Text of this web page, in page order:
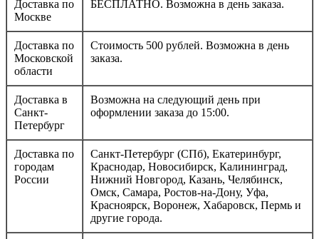
Доставка по
Москве
БЕСПЛАТНО. Возможна в день заказа.
Доставка по
Московской
области
Стоимость 500 рублей. Возможна в день
заказа.
Доставка в
Санкт-
Петербург
Возможна на следующий день при
оформлении заказа до 15:00.
Доставка по
городам
России
Санкт-Петербург (СПб), Екатеринбург,
Краснодар, Новосибирск, Калининград,
Нижний Новгород, Казань, Челябинск,
Омск, Самара, Ростов-на-Дону, Уфа,
Красноярск, Воронеж, Хабаровск, Пермь и
другие города.